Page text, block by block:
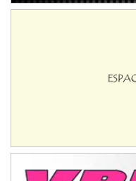
José Samuel Sánchez (Tierra)
IAME SERIES ARGENTINA 6
Baradero (Buenos Aires)